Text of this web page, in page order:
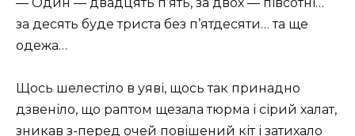
за десять буде триста без п’ятдесяти… та ще
одежа…
Щось шелестіло в уяві, щось так принадно
дзвеніло, що раптом щезала тюрма і сірий халат,
зникав з-перед очей повішений кіт і затихало